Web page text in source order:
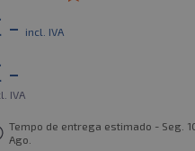
- incl. IVA
-
IVA
Tempo de entrega estimado - Seg.
Ago.